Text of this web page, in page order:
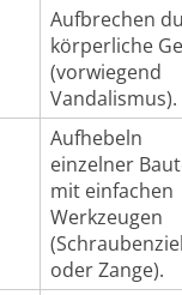
Aufbrechen
körperliche
(vorwiegend
Vandalismus).
Aufhebeln
einzelner
mit einfachen
Werkzeugen
oder Zange).